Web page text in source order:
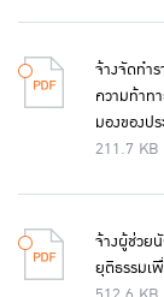
จ้างจัดทำ
ความท้าท
มองของป
211.7 KB
จ้างผู้ช่วย
ยุติธรรมเ